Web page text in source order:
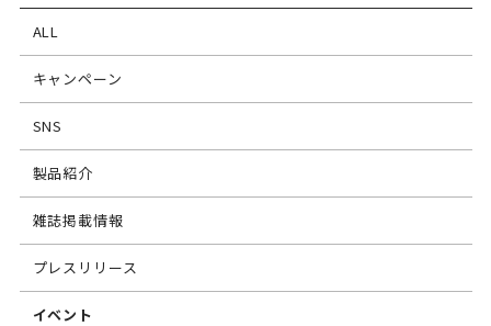
ALL
キャンペーン
SNS
製品紹介
雑誌掲載情報
プレスリリース
イベント